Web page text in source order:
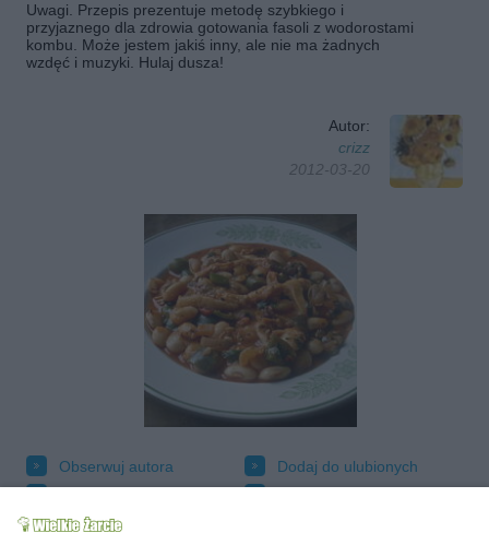
Uwagi. Przepis prezentuje metodę szybkiego i
przyjaznego dla zdrowia gotowania fasoli z wodorostami
kombu. Może jestem jakiś inny, ale nie ma żadnych
wzdęć i muzyki. Hulaj dusza!
Autor:
crizz
2012-03-20
Obserwuj autora
Dodaj do ulubionych
Drukuj